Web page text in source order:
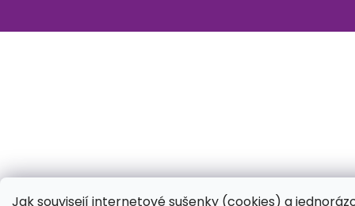
Jak souvisejí internetové sušenky (cookies) a